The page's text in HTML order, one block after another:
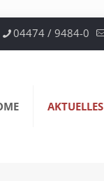
04474 / 9484-0
AKTUELLES